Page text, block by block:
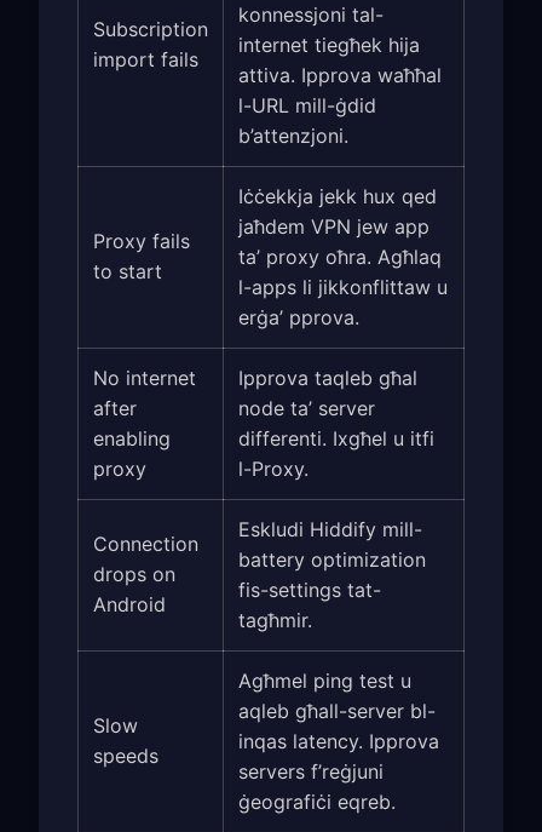
Subscription
import fails
konnessjoni tal-
internet tiegħek hija
attiva. Ipprova waħħal
l-URL mill-ġdid
b’attenzjoni.
Proxy fails
to start
Iċċekkja jekk hux qed
jaħdem VPN jew app
ta’ proxy oħra. Agħlaq
l-apps li jikkonflittaw u
erġa’ pprova.
No internet
after
enabling
proxy
Ipprova taqleb għal
node ta’ server
differenti. Ixgħel u itfi
l-Proxy.
Connection
drops on
Android
Eskludi Hiddify mill-
battery optimization
fis-settings tat-
tagħmir.
Slow
speeds
Agħmel ping test u
aqleb għall-server bl-
inqas latency. Ipprova
servers f’reġjuni
ġeografiċi eqreb.